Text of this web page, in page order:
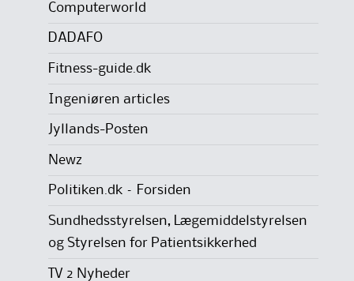
Computerworld
DADAFO
Fitness-guide.dk
Ingeniøren articles
Jyllands-Posten
Newz
Politiken.dk – Forsiden
Sundhedsstyrelsen, Lægemiddelstyrelsen
og Styrelsen for Patientsikkerhed
TV 2 Nyheder